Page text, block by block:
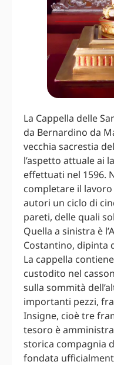
La Cappella delle
da Bernardino da
vecchia sacrestia
l’aspetto attuale ai
effettuati nel 1596.
completare il
autori un ciclo di
pareti, delle quali
Quella a sinistra è
Costantino, dipinta
La cappella
custodito nel
sulla sommità
importanti pezzi,
Insigne, cioè tre
tesoro è
storica compagnia
fondata